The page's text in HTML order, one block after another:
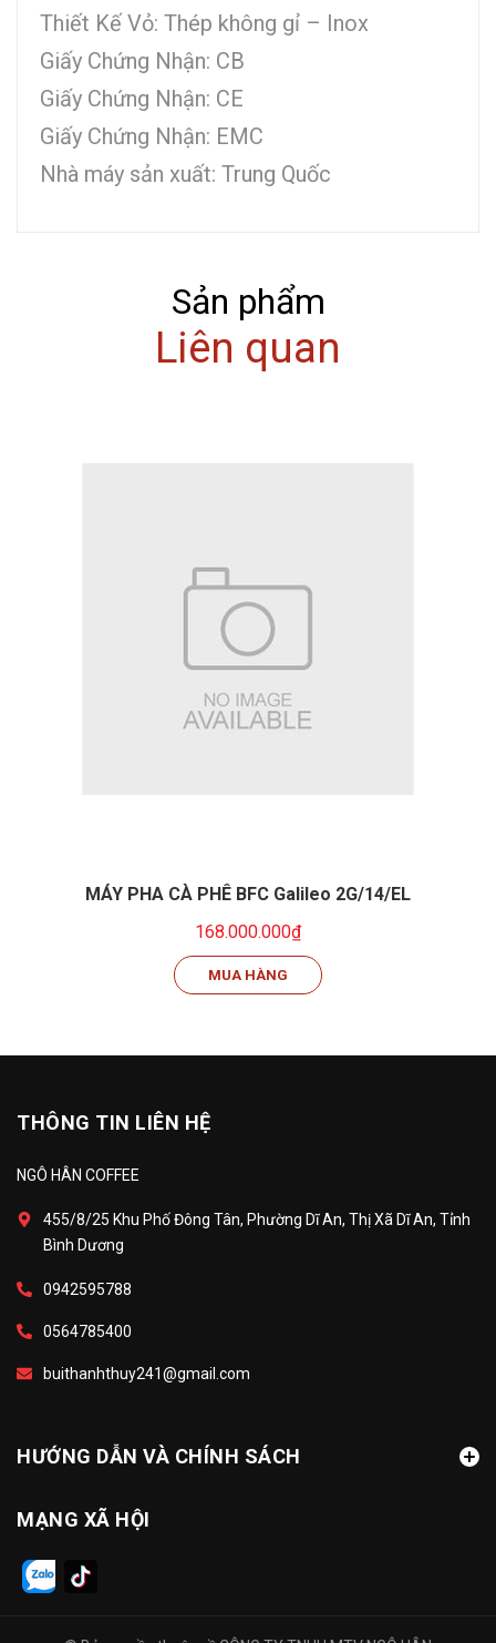
Thiết Kế Vỏ: Thép không gỉ – Inox
Giấy Chứng Nhận: CB
Giấy Chứng Nhận: CE
Giấy Chứng Nhận: EMC
Nhà máy sản xuất: Trung Quốc
Sản phẩm
Liên quan
MÁY PHA CÀ PHÊ BFC Galileo 2G/14/EL
168.000.000₫
MUA HÀNG
THÔNG TIN LIÊN HỆ
NGÔ HÂN COFFEE
455/8/25 Khu Phố Đông Tân, Phường Dĩ An, Thị Xã Dĩ An, Tỉnh
Bình Dương
0942595788
0564785400
buithanhthuy241@gmail.com
HƯỚNG DẪN VÀ CHÍNH SÁCH
MẠNG XÃ HỘI